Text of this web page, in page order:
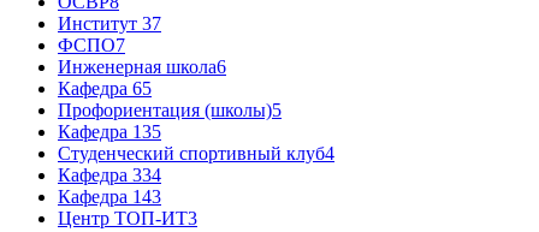
Институт 37
ФСПО7
Инженерная школа6
Кафедра 65
Профориентация (школы)5
Кафедра 135
Студенческий спортивный клуб4
Кафедра 334
Кафедра 143
Центр ТОП-ИТ3